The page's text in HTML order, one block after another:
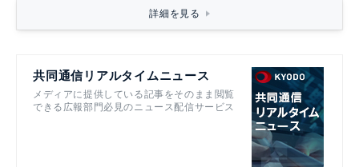
詳細を見る
共同通信リアルタイムニュース
メディアに提供している記事をそのまま閲覧
できる広報部門必見のニュース配信サービス